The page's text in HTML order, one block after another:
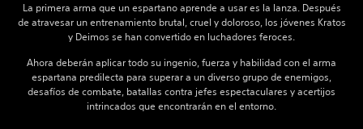
La primera arma que un espartano aprende a usar es la lanza. Después
de atravesar un entrenamiento brutal, cruel y doloroso, los jóvenes Kratos
y Deimos se han convertido en luchadores feroces.
Ahora deberán aplicar todo su ingenio, fuerza y habilidad con el arma
espartana predilecta para superar a un diverso grupo de enemigos,
desafíos de combate, batallas contra jefes espectaculares y acertijos
intrincados que encontrarán en el entorno.